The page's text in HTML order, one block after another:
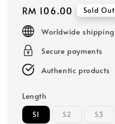
Regular
price
RM 106.00 Sold Out
Worldwide shipping
Secure payments
Authentic products
Length
S1 S2 S3